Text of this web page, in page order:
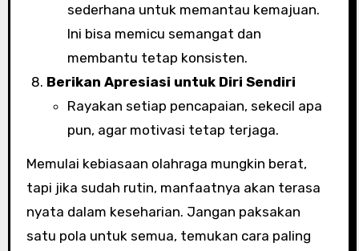
sederhana untuk memantau kemajuan.
Ini bisa memicu semangat dan
membantu tetap konsisten.
Berikan Apresiasi untuk Diri Sendiri
Rayakan setiap pencapaian, sekecil apa
pun, agar motivasi tetap terjaga.
Memulai kebiasaan olahraga mungkin berat,
tapi jika sudah rutin, manfaatnya akan terasa
nyata dalam keseharian. Jangan paksakan
satu pola untuk semua, temukan cara paling